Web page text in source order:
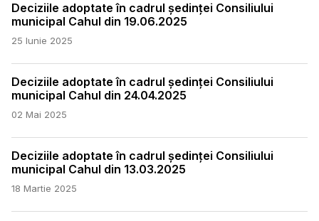
Deciziile adoptate în cadrul ședinței Consiliului
municipal Cahul din 19.06.2025
25 Iunie 2025
Deciziile adoptate în cadrul ședinței Consiliului
municipal Cahul din 24.04.2025
02 Mai 2025
Deciziile adoptate în cadrul ședinței Consiliului
municipal Cahul din 13.03.2025
18 Martie 2025